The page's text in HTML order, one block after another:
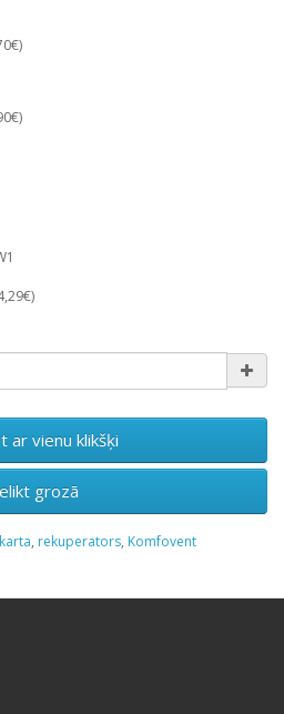
ar vienu klikšķi
grozā
, rekuperators, Komfovent